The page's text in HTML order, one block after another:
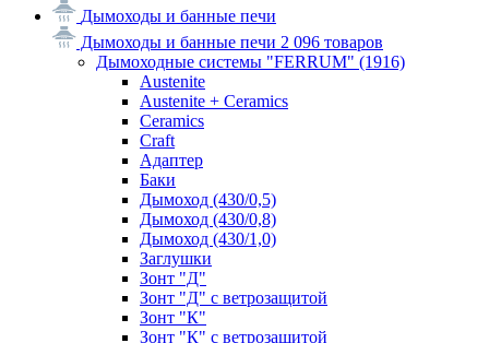
Дымоходы и банные печи
Дымоходы и банные печи 2 096 товаров
Дымоходные системы "FERRUM" (1916)
Austenite
Austenite + Ceramics
Ceramics
Craft
Адаптер
Баки
Дымоход (430/0,5)
Дымоход (430/0,8)
Дымоход (430/1,0)
Заглушки
Зонт "Д"
Зонт "Д" с ветрозащитой
Зонт "К"
Зонт "К" с ветрозащитой